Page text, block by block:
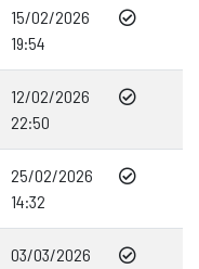
15/02/2026
19:54
12/02/2026
22:50
25/02/2026
14:32
03/03/2026